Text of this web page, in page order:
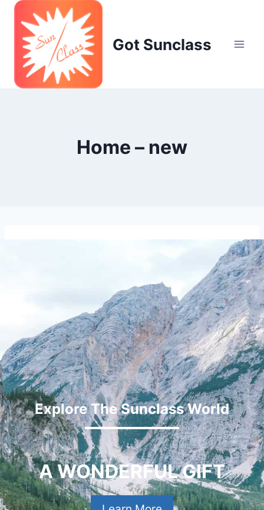
Skip
content
Got Sunclass
Home – new
Explore The Sunclass World
A WONDERFUL GIFT